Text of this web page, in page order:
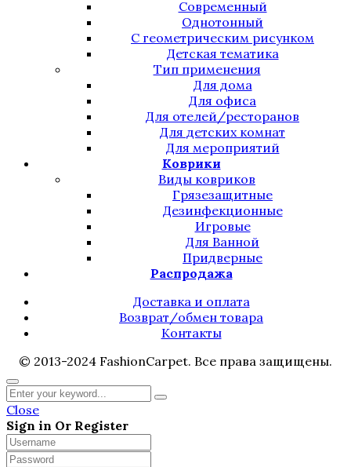
Современный
Однотонный
С геометрическим рисунком
Детская тематика
Тип применения
Для дома
Для офиса
Для отелей/ресторанов
Для детских комнат
Для мероприятий
Коврики
Виды ковриков
Грязезащитные
Дезинфекционные
Игровые
Для Ванной
Придверные
Распродажа
Доставка и оплата
Возврат/обмен товара
Контакты
© 2013-2024 FashionCarpet. Все права защищены.
Close
Sign in Or Register